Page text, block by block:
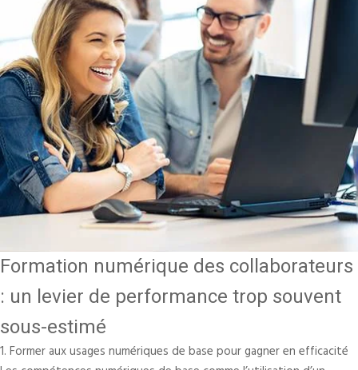
Formation numérique des collaborateurs
: un levier de performance trop souvent
sous-estimé
1. Former aux usages numériques de base pour gagner en efficacité